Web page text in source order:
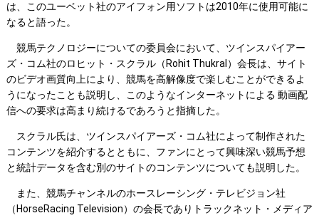
は、このユーベット社のアイフォン用ソフトは2010年に使用可能に
なると語った。
競馬テクノロジーについての委員会において、ツインスパイアー
ズ・コム社のロヒット・スクラル（Rohit Thukral）会長は、サイト
のビデオ画質向上により、競馬を高解像度で楽しむことができるよ
うになったことも説明し、このようなインターネットによる 動画配
信への要求は高まり続けるであろうと指摘した。
スクラル氏は、ツインスパイアーズ・コム社によって制作された
コンテンツを紹介するとともに、ファンにとって興味深い競馬予想
と統計データを含む別のサイトのコンテンツについても説明した。
また、競馬チャンネルのホースレーシング・テレビジョン社
（HorseRacing Television）の会長でありトラックネット・メディア